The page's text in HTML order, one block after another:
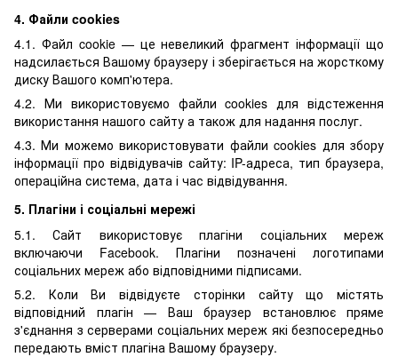
4. Файли cookies
4.1. Файл cookie — це невеликий фрагмент інформації що
надсилається Вашому браузеру і зберігається на жорсткому
диску Вашого комп'ютера.
4.2. Ми використовуємо файли cookies для відстеження
використання нашого сайту а також для надання послуг.
4.3. Ми можемо використовувати файли cookies для збору
інформації про відвідувачів сайту: IP-адреса, тип браузера,
операційна система, дата і час відвідування.
5. Плагіни і соціальні мережі
5.1. Сайт використовує плагіни соціальних мереж
включаючи Facebook. Плагіни позначені логотипами
соціальних мереж або відповідними підписами.
5.2. Коли Ви відвідуєте сторінки сайту що містять
відповідний плагін — Ваш браузер встановлює пряме
з'єднання з серверами соціальних мереж які безпосередньо
передають вміст плагіна Вашому браузеру.